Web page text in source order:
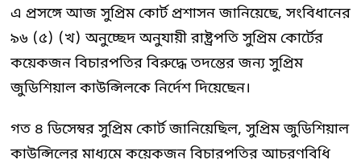
এ প্রসঙ্গে আজ সুপ্রিম কোর্ট প্রশাসন জানিয়েছে, সংবিধানের
৯৬ (৫) (খ) অনুচ্ছেদ অনুযায়ী রাষ্ট্রপতি সুপ্রিম কোর্টের
কয়েকজন বিচারপতির বিরুদ্ধে তদন্তের জন্য সুপ্রিম
জুডিশিয়াল কাউন্সিলকে নির্দেশ দিয়েছেন।
গত ৪ ডিসেম্বর সুপ্রিম কোর্ট জানিয়েছিল, সুপ্রিম জুডিশিয়াল
কাউন্সিলের মাধ্যমে কয়েকজন বিচারপতির আচরণবিধি